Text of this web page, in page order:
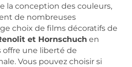
la conception des couleurs,
de nombreuses
choix de films décoratifs de
et Hornschuch en
offre une liberté de
Vous pouvez choisir si